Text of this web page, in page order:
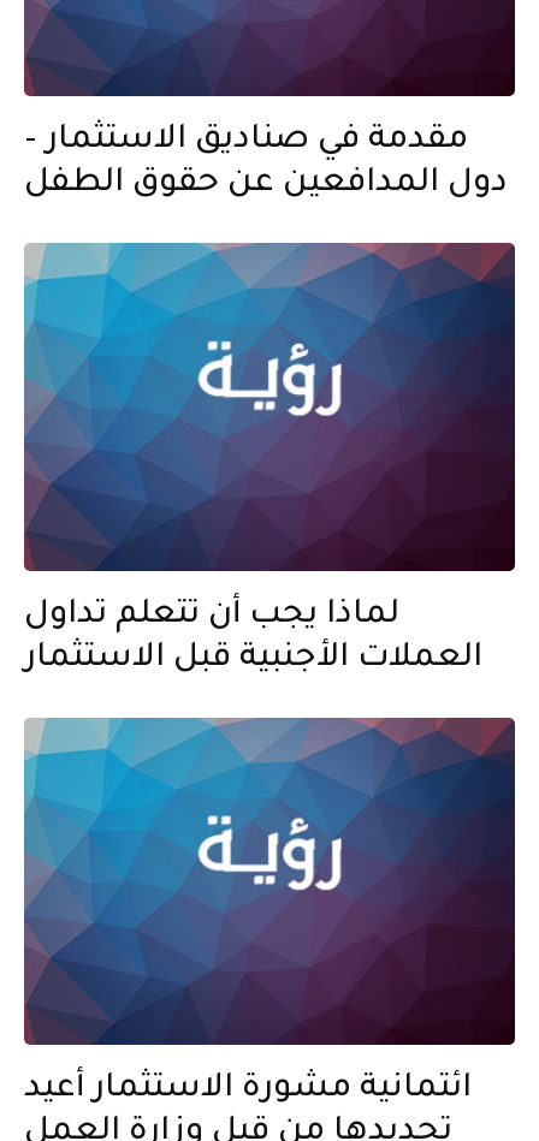
مقدمة في صناديق الاستثمار –
دول المدافعين عن حقوق الطفل
لماذا يجب أن تتعلم تداول
العملات الأجنبية قبل الاستثمار
ائتمانية مشورة الاستثمار أعيد